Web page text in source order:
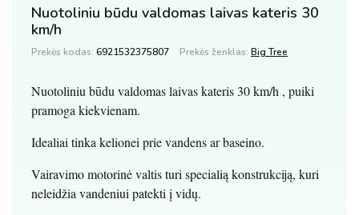
Nuotoliniu būdu valdomas laivas kateris 30
km/h
Prekės kodas: 6921532375807 Prekės ženklas: Big Tree
Nuotoliniu būdu valdomas laivas kateris 30 km/h , puiki
pramoga kiekvienam.
Idealiai tinka kelionei prie vandens ar baseino.
Vairavimo motorinė valtis turi specialią konstrukciją, kuri
neleidžia vandeniui patekti į vidų.